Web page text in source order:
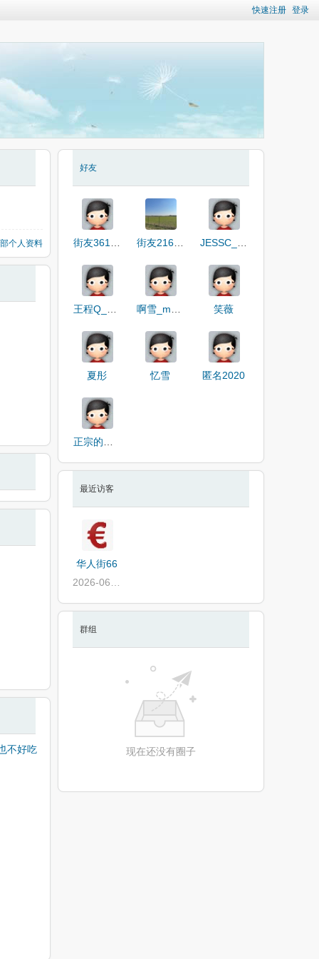
快速注册 登录
个人资料
不好吃
好友
街友21658285
笑薇
夏彤 忆雪 匿名2020
最近访客
华人街66
群组
现在还没有圈子